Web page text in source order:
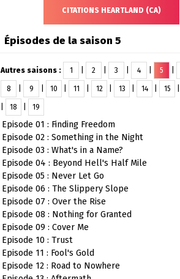
CITATIONS HEARTLAND (CA)
Épisodes de la saison 5
Autres saisons : 1 2 3 4 5
8 9 10 11 12 13 14 15
18 19
Episode 01 : Finding Freedom
Episode 02 : Something in the Night
Episode 03 : What's in a Name?
Episode 04 : Beyond Hell's Half Mile
Episode 05 : Never Let Go
Episode 06 : The Slippery Slope
Episode 07 : Over the Rise
Episode 08 : Nothing for Granted
Episode 09 : Cover Me
Episode 10 : Trust
Episode 11 : Fool's Gold
Episode 12 : Road to Nowhere